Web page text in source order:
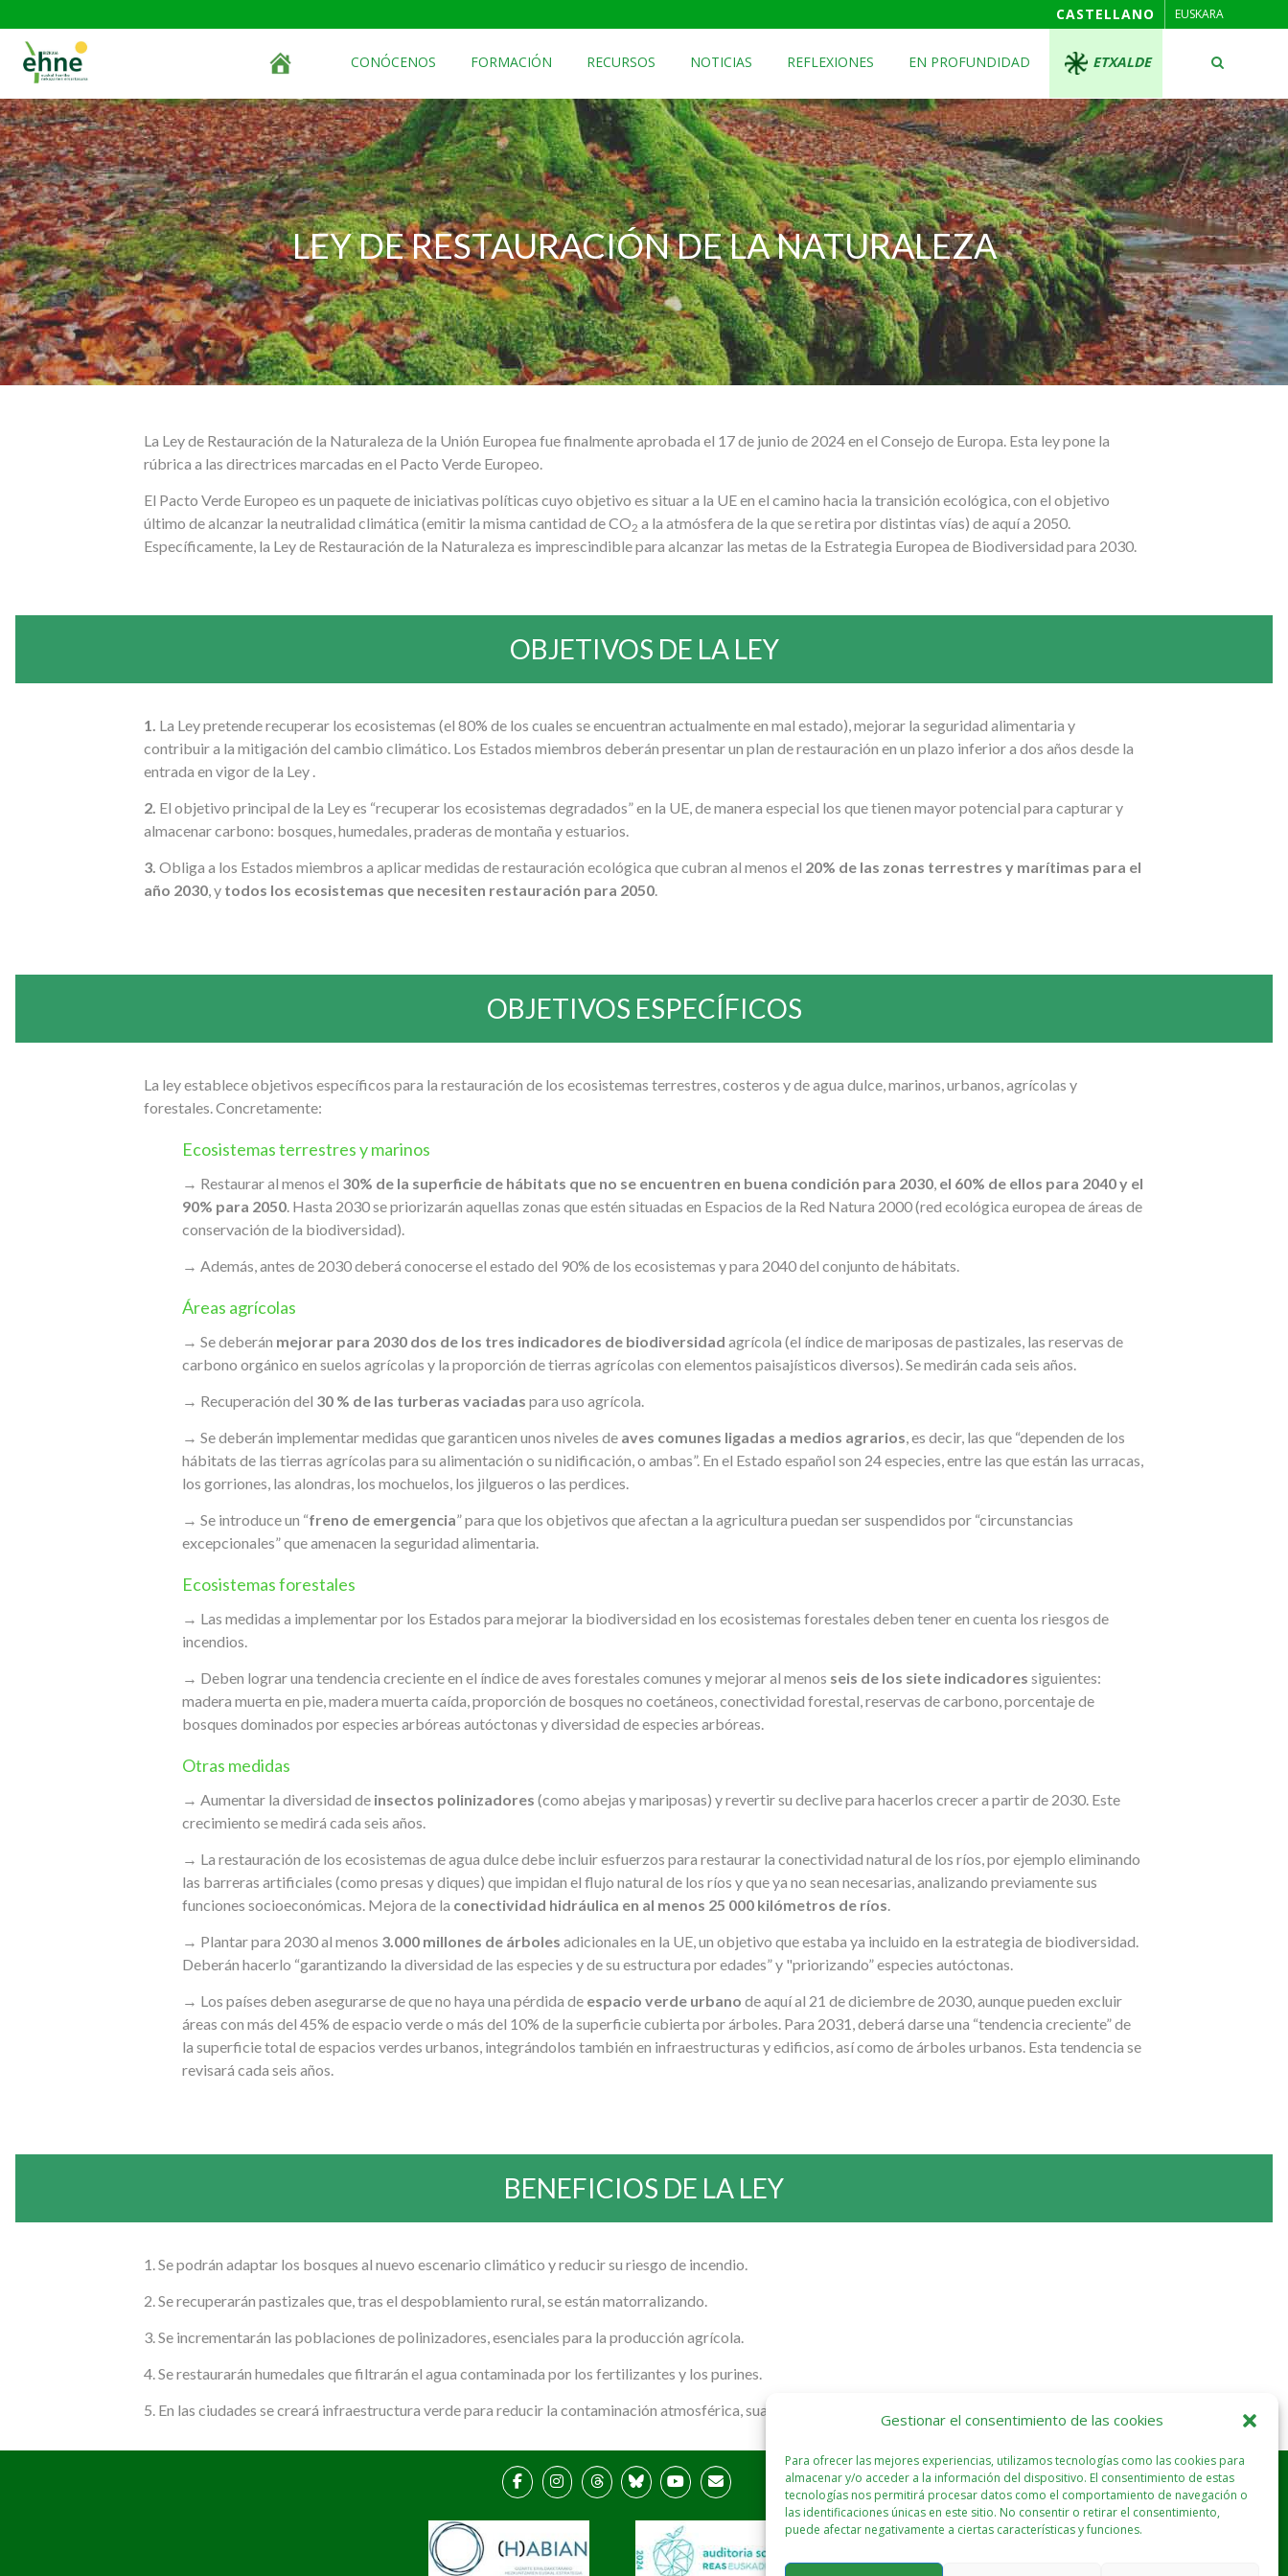
Gestionar el consentimiento de las cookies
Para ofrecer las mejores experiencias, utilizamos tecnologías como las cookies para
almacenar y/o acceder a la información del dispositivo. El consentimiento de estas
tecnologías nos permitirá procesar datos como el comportamiento de navegación o
las identificaciones únicas en este sitio. No consentir o retirar el consentimiento,
puede afectar negativamente a ciertas características y funciones.
CASTELLANO EUSKARA
CONÓCENOS FORMACIÓN RECURSOS NOTICIAS REFLEXIONES EN PROFUNDIDAD ETXALDE
LEY DE RESTAURACIÓN DE LA NATURALEZA
La Ley de Restauración de la Naturaleza de la Unión Europea fue finalmente aprobada el 17 de junio de 2024 en el Consejo de Europa. Esta ley pone la
rúbrica a las directrices marcadas en el Pacto Verde Europeo.
El Pacto Verde Europeo es un paquete de iniciativas políticas cuyo objetivo es situar a la UE en el camino hacia la transición ecológica, con el objetivo
último de alcanzar la neutralidad climática (emitir la misma cantidad de CO2 a la atmósfera de la que se retira por distintas vías) de aquí a 2050.
Específicamente, la Ley de Restauración de la Naturaleza es imprescindible para alcanzar las metas de la Estrategia Europea de Biodiversidad para 2030.
OBJETIVOS DE LA LEY
1. La Ley pretende recuperar los ecosistemas (el 80% de los cuales se encuentran actualmente en mal estado), mejorar la seguridad alimentaria y
contribuir a la mitigación del cambio climático. Los Estados miembros deberán presentar un plan de restauración en un plazo inferior a dos años desde la
entrada en vigor de la Ley .
2. El objetivo principal de la Ley es “recuperar los ecosistemas degradados” en la UE, de manera especial los que tienen mayor potencial para capturar y
almacenar carbono: bosques, humedales, praderas de montaña y estuarios.
3. Obliga a los Estados miembros a aplicar medidas de restauración ecológica que cubran al menos el 20% de las zonas terrestres y marítimas para el
año 2030, y todos los ecosistemas que necesiten restauración para 2050.
OBJETIVOS ESPECÍFICOS
La ley establece objetivos específicos para la restauración de los ecosistemas terrestres, costeros y de agua dulce, marinos, urbanos, agrícolas y
forestales. Concretamente:
Ecosistemas terrestres y marinos
→ Restaurar al menos el 30% de la superficie de hábitats que no se encuentren en buena condición para 2030, el 60% de ellos para 2040 y el
90% para 2050. Hasta 2030 se priorizarán aquellas zonas que estén situadas en Espacios de la Red Natura 2000 (red ecológica europea de áreas de
conservación de la biodiversidad).
→ Además, antes de 2030 deberá conocerse el estado del 90% de los ecosistemas y para 2040 del conjunto de hábitats.
Áreas agrícolas
→ Se deberán mejorar para 2030 dos de los tres indicadores de biodiversidad agrícola (el índice de mariposas de pastizales, las reservas de
carbono orgánico en suelos agrícolas y la proporción de tierras agrícolas con elementos paisajísticos diversos). Se medirán cada seis años.
→ Recuperación del 30 % de las turberas vaciadas para uso agrícola.
→ Se deberán implementar medidas que garanticen unos niveles de aves comunes ligadas a medios agrarios, es decir, las que “dependen de los
hábitats de las tierras agrícolas para su alimentación o su nidificación, o ambas”. En el Estado español son 24 especies, entre las que están las urracas,
los gorriones, las alondras, los mochuelos, los jilgueros o las perdices.
→ Se introduce un “freno de emergencia” para que los objetivos que afectan a la agricultura puedan ser suspendidos por “circunstancias
excepcionales” que amenacen la seguridad alimentaria.
Ecosistemas forestales
→ Las medidas a implementar por los Estados para mejorar la biodiversidad en los ecosistemas forestales deben tener en cuenta los riesgos de
incendios.
→ Deben lograr una tendencia creciente en el índice de aves forestales comunes y mejorar al menos seis de los siete indicadores siguientes:
madera muerta en pie, madera muerta caída, proporción de bosques no coetáneos, conectividad forestal, reservas de carbono, porcentaje de
bosques dominados por especies arbóreas autóctonas y diversidad de especies arbóreas.
Otras medidas
→ Aumentar la diversidad de insectos polinizadores (como abejas y mariposas) y revertir su declive para hacerlos crecer a partir de 2030. Este
crecimiento se medirá cada seis años.
→ La restauración de los ecosistemas de agua dulce debe incluir esfuerzos para restaurar la conectividad natural de los ríos, por ejemplo eliminando
las barreras artificiales (como presas y diques) que impidan el flujo natural de los ríos y que ya no sean necesarias, analizando previamente sus
funciones socioeconómicas. Mejora de la conectividad hidráulica en al menos 25 000 kilómetros de ríos.
→ Plantar para 2030 al menos 3.000 millones de árboles adicionales en la UE, un objetivo que estaba ya incluido en la estrategia de biodiversidad.
Deberán hacerlo “garantizando la diversidad de las especies y de su estructura por edades” y "priorizando” especies autóctonas.
→ Los países deben asegurarse de que no haya una pérdida de espacio verde urbano de aquí al 21 de diciembre de 2030, aunque pueden excluir
áreas con más del 45% de espacio verde o más del 10% de la superficie cubierta por árboles. Para 2031, deberá darse una “tendencia creciente” de
la superficie total de espacios verdes urbanos, integrándolos también en infraestructuras y edificios, así como de árboles urbanos. Esta tendencia se
revisará cada seis años.
BENEFICIOS DE LA LEY
1. Se podrán adaptar los bosques al nuevo escenario climático y reducir su riesgo de incendio.
2. Se recuperarán pastizales que, tras el despoblamiento rural, se están matorralizando.
3. Se incrementarán las poblaciones de polinizadores, esenciales para la producción agrícola.
4. Se restaurarán humedales que filtrarán el agua contaminada por los fertilizantes y los purines.
5. En las ciudades se creará infraestructura verde para reducir la contaminación atmosférica, suavizar el clima y favorecer la salud de las personas.